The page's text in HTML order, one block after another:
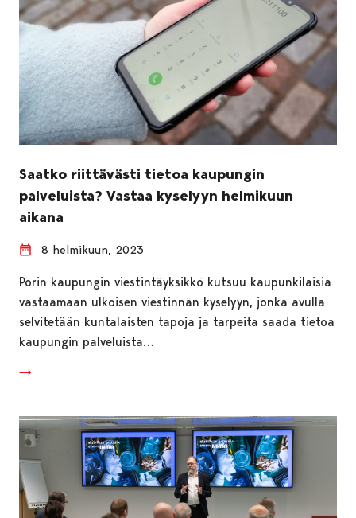
Saatko riittävästi tietoa kaupungin
palveluista? Vastaa kyselyyn helmikuun
aikana
8 helmikuun, 2023
Porin kaupungin viestintäyksikkö kutsuu kaupunkilaisia
vastaamaan ulkoisen viestinnän kyselyyn, jonka avulla
selvitetään kuntalaisten tapoja ja tarpeita saada tietoa
kaupungin palveluista…